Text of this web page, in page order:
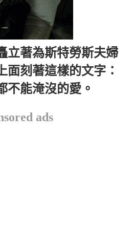
立著為斯特勞斯夫婦
面刻著這樣的文字：
不能淹沒的愛。
ads